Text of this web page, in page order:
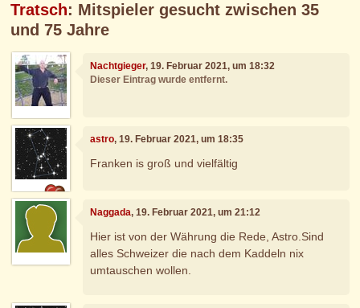
Tratsch: Mitspieler gesucht zwischen 35
und 75 Jahre
Nachtgieger, 19. Februar 2021, um 18:32
Dieser Eintrag wurde entfernt.
astro, 19. Februar 2021, um 18:35
Franken is groß und vielfältig
Naggada, 19. Februar 2021, um 21:12
Hier ist von der Währung die Rede, Astro.Sind
alles Schweizer die nach dem Kaddeln nix
umtauschen wollen.